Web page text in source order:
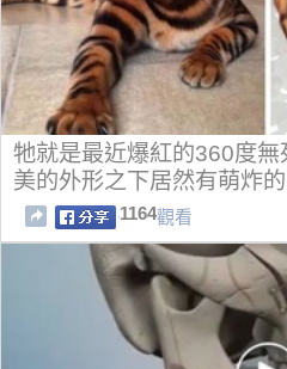
牠就是最近爆紅的360度
美的外形之下居然有萌炸的
1164觀看